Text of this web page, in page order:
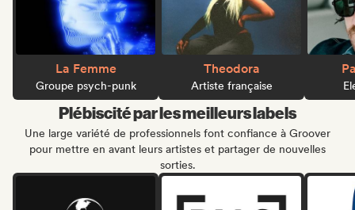
La Femme
Groupe psych-punk
Theodora
Artiste française
Plébiscité par les meilleurs labels
Une large variété de professionnels font confiance à Groover
pour mettre en avant leurs artistes et partager de nouvelles
sorties.